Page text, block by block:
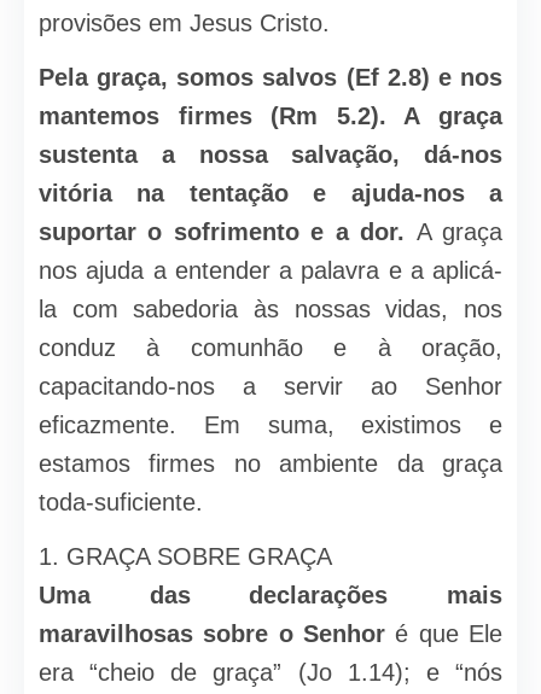
provisões em Jesus Cristo.
Pela graça, somos salvos (Ef 2.8) e nos
mantemos firmes (Rm 5.2). A graça
sustenta a nossa salvação, dá-nos
vitória na tentação e ajuda-nos a
suportar o sofrimento e a dor. A graça
nos ajuda a entender a palavra e a aplicá-
la com sabedoria às nossas vidas, nos
conduz à comunhão e à oração,
capacitando-nos a servir ao Senhor
eficazmente. Em suma, existimos e
estamos firmes no ambiente da graça
toda-suficiente.
1. GRAÇA SOBRE GRAÇA
Uma das declarações mais
maravilhosas sobre o Senhor é que Ele
era “cheio de graça” (Jo 1.14); e “nós